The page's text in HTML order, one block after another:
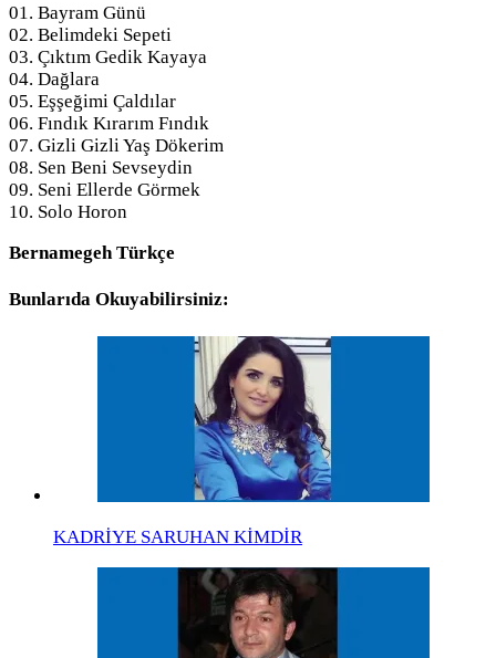
01. Bayram Günü
02. Belimdeki Sepeti
03. Çıktım Gedik Kayaya
04. Dağlara
05. Eşşeğimi Çaldılar
06. Fındık Kırarım Fındık
07. Gizli Gizli Yaş Dökerim
08. Sen Beni Sevseydin
09. Seni Ellerde Görmek
10. Solo Horon
Bernamegeh Türkçe
Bunlarıda Okuyabilirsiniz:
KADRİYE SARUHAN KİMDİR